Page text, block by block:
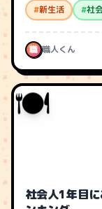
#新生活 #社
職 職人くん
🍽️
社会人1年目